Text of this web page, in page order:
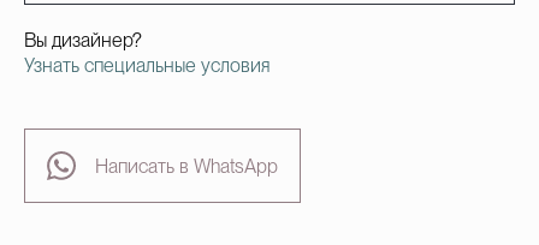
Вы дизайнер?
Узнать специальные условия
Написать в WhatsApp